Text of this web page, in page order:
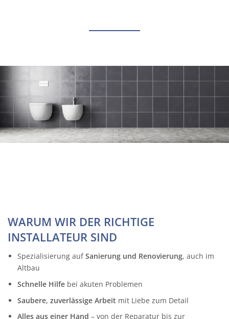
WARUM WIR DER RICHTIGE
INSTALLATEUR SIND
Spezialisierung aufSanierung und Renovierung, auch im
Altbau
Schnelle Hilfebei akuten Problemen
Saubere, zuverlässige Arbeit mit Liebe zum Detail
Alles aus einer Hand – von der Reparatur bis zur